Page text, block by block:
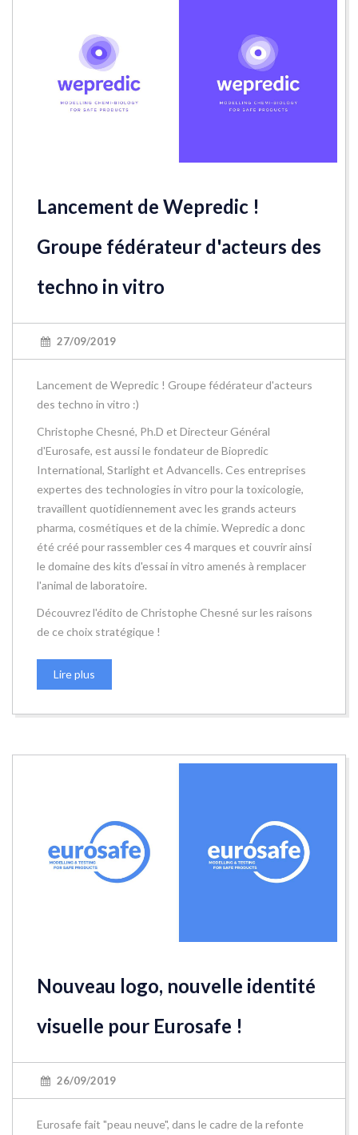
Lancement de Wepredic !
Groupe fédérateur d'acteurs des
techno in vitro
27/09/2019
Lancement de Wepredic ! Groupe fédérateur d'acteurs
des techno in vitro :)
Christophe Chesné, Ph.D et Directeur Général
d'Eurosafe, est aussi le fondateur de Biopredic
International, Starlight et Advancells. Ces entreprises
expertes des technologies in vitro pour la toxicologie,
travaillent quotidiennement avec les grands acteurs
pharma, cosmétiques et de la chimie. Wepredic a donc
été créé pour rassembler ces 4 marques et couvrir ainsi
le domaine des kits d'essai in vitro amenés à remplacer
l'animal de laboratoire.
Découvrez l'édito de Christophe Chesné sur les raisons
de ce choix stratégique !
Lire plus
Nouveau logo, nouvelle identité
visuelle pour Eurosafe !
26/09/2019
Eurosafe fait "peau neuve", dans le cadre de la refonte